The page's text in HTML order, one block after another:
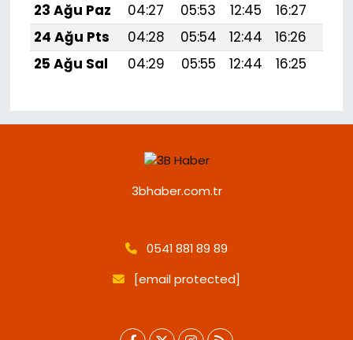
23 Ağu Paz
04:27 05:53 12:45 16:27
24 Ağu Pts
04:28 05:54 12:44 16:26
25 Ağu Sal
04:29 05:55 12:44 16:25
3bhaber.com.tr
0541 881 89 89
[email protected]